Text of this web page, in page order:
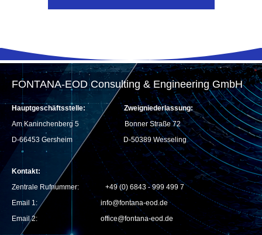
FONTANA-EOD Consulting & Engineering GmbH
Hauptgeschäftsstelle:
Zweigniederlassung:
Am Kaninchenberg 5 Bonner Straße 72
D-66453 Gersheim D-50389 Wesseling
Kontakt:
Zentrale Rufnummer: +49 (0) 6843 - 999 499 7
Email 1:info@fontana-eod.de
Email 2: office@fontana-eod.de